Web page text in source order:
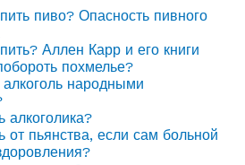
пиво? Опасность пивного
Аллен Карр и его книги
похмелье?
народными
алкоголика?
от пьянства, если сам больной